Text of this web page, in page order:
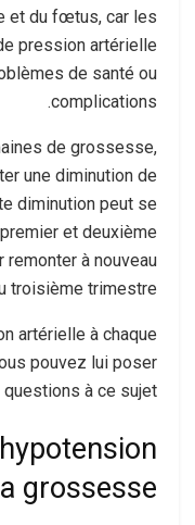
et du fœtus, car les
pression artérielle
de santé ou
complications.
de grossesse,
une diminution de
diminution peut se
et deuxième
à nouveau
troisième trimestre.
artérielle à chaque
pouvez lui poser
à ce sujet.
grossesse